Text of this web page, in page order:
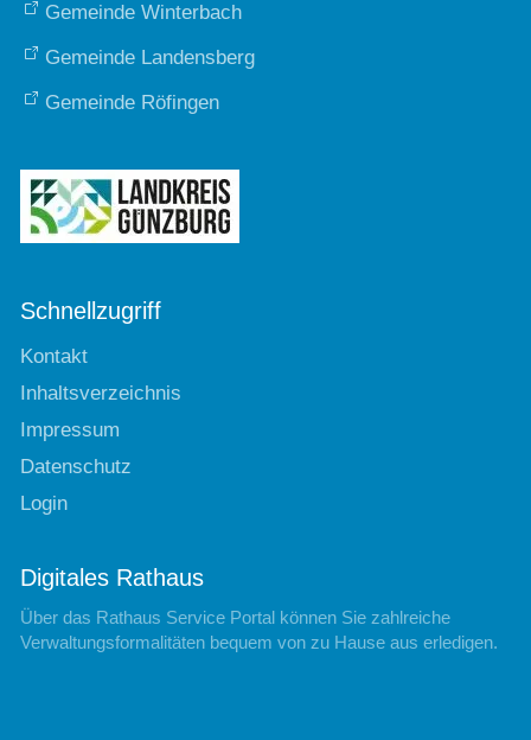
Gemeinde Winterbach
Gemeinde Landensberg
Gemeinde Röfingen
Schnellzugriff
Kontakt
Inhaltsverzeichnis
Impressum
Datenschutz
Login
Digitales Rathaus
Über das Rathaus Service Portal können Sie zahlreiche
Verwaltungsformalitäten bequem von zu Hause aus erledigen.